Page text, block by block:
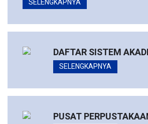
SELENGKAPNYA
DAFTAR
SELENGKAPNYA
PUSAT